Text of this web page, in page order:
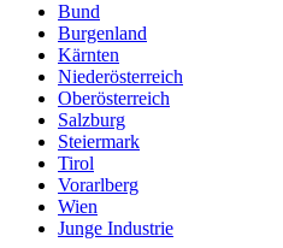
Bund
Burgenland
Kärnten
Niederösterreich
Oberösterreich
Salzburg
Steiermark
Tirol
Vorarlberg
Wien
Junge Industrie